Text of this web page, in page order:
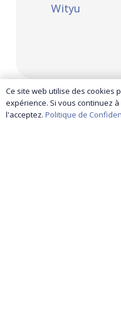
Wityu
Ce site web utilise des cookies
expérience. Si vous continuez
l'acceptez. Politique de